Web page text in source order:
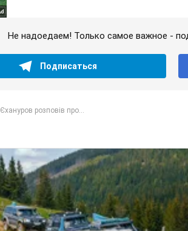
Не надоедаем! Только самое важное -
Подписаться
Єхануров розповів про...